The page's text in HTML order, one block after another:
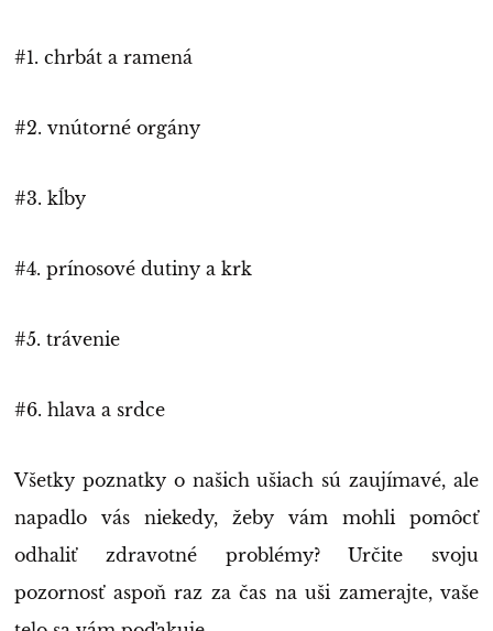
#1. chrbát a ramená
#2. vnútorné orgány
#3. kĺby
#4. prínosové dutiny a krk
#5. trávenie
#6. hlava a srdce
Všetky poznatky o našich ušiach sú zaujímavé, ale
napadlo vás niekedy, žeby vám mohli pomôcť
odhaliť zdravotné problémy? Určite svoju
pozornosť aspoň raz za čas na uši zamerajte, vaše